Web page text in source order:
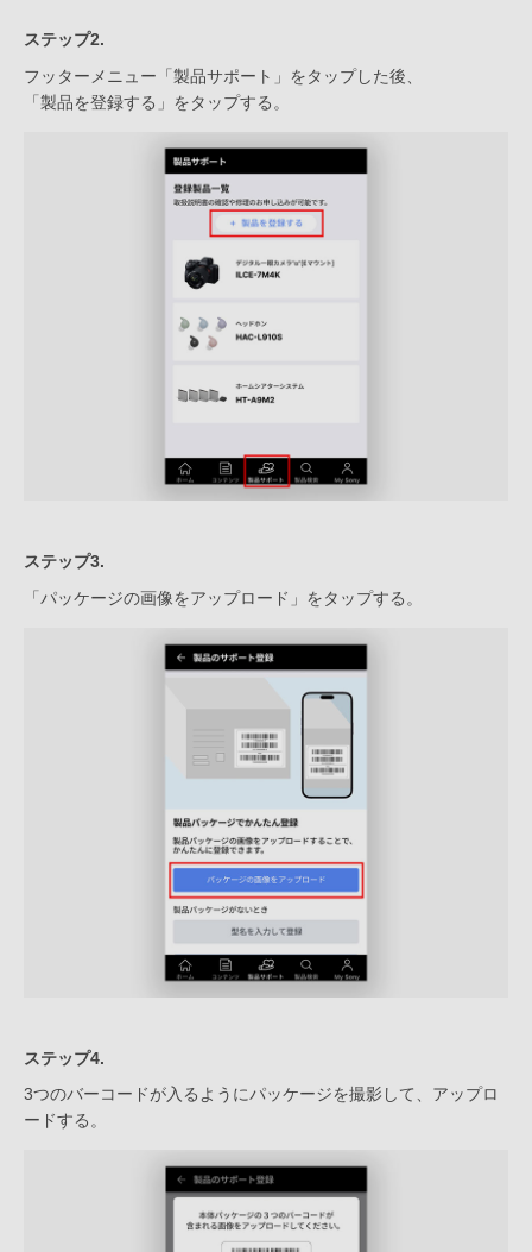
ステップ2.
フッターメニュー「製品サポート」をタップした後、
「製品を登録する」をタップする。
ステップ3.
「パッケージの画像をアップロード」をタップする。
ステップ4.
3つのバーコードが入るようにパッケージを撮影して、アップロ
ードする。